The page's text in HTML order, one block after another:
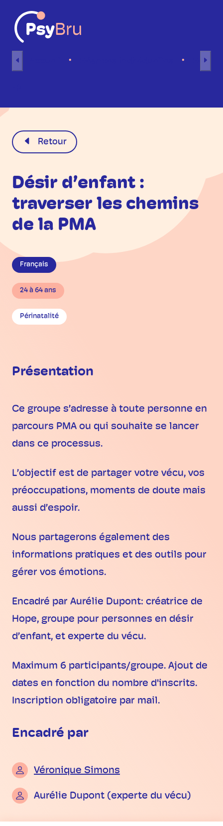
Retour
Désir d’enfant :
traverser les chemins
de la PMA
Français
24 à 64 ans
Périnatalité
Présentation
Ce groupe s’adresse à toute personne en
parcours PMA ou qui souhaite se lancer
dans ce processus.
L’objectif est de partager votre vécu, vos
préoccupations, moments de doute mais
aussi d’espoir.
Nous partagerons également des
informations pratiques et des outils pour
gérer vos émotions.
Encadré par Aurélie Dupont: créatrice de
Hope, groupe pour personnes en désir
d’enfant, et experte du vécu.
Maximum 6 participants/groupe. Ajout de
dates en fonction du nombre d'inscrits.
Inscription obligatoire par mail.
Encadré par
Véronique Simons
Aurélie Dupont (experte du vécu)